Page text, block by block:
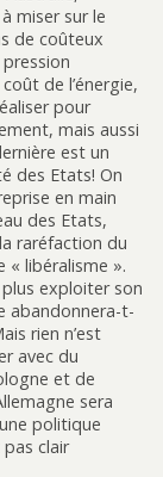
miser sur le
de coûteux
de l’énergie,
pour
mais aussi
est un
des Etats! On
en main
des Etats,
raréfaction du
« libéralisme ».
plus exploiter son
abandonnera-t-
rien n’est
avec du
et de
sera
politique
pas clair